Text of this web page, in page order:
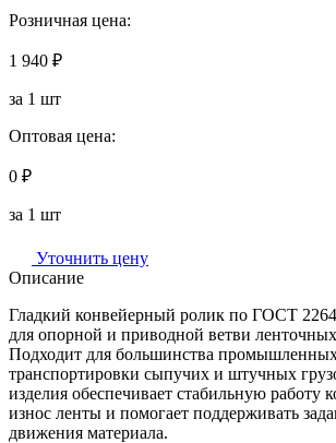
Розничная цена:
1 940 ₽
за 1 шт
Оптовая цена:
0 ₽
за 1 шт
Уточнить цену
Описание
Гладкий конвейерный ролик по ГОСТ
для опорной и приводной ветви
Подходит для большинства
транспортировки сыпучих и штучных
изделия обеспечивает стабильную работу
износ ленты и помогает поддерживать
движения материала.